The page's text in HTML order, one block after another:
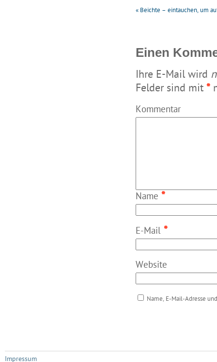
« Beichte – eintauchen, um
Einen
Ihre E-Mail wird
Felder sind mit *
Kommentar
Name *
E-Mail *
Website
Name, E-Mail-Adresse
Impressum